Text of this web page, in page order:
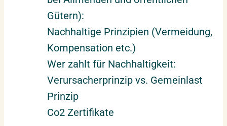
Gütern):
Nachhaltige Prinzipien (Vermeidung,
Kompensation etc.)
Wer zahlt für Nachhaltigkeit:
Verursacherprinzip vs. Gemeinlast
Prinzip
Co2 Zertifikate